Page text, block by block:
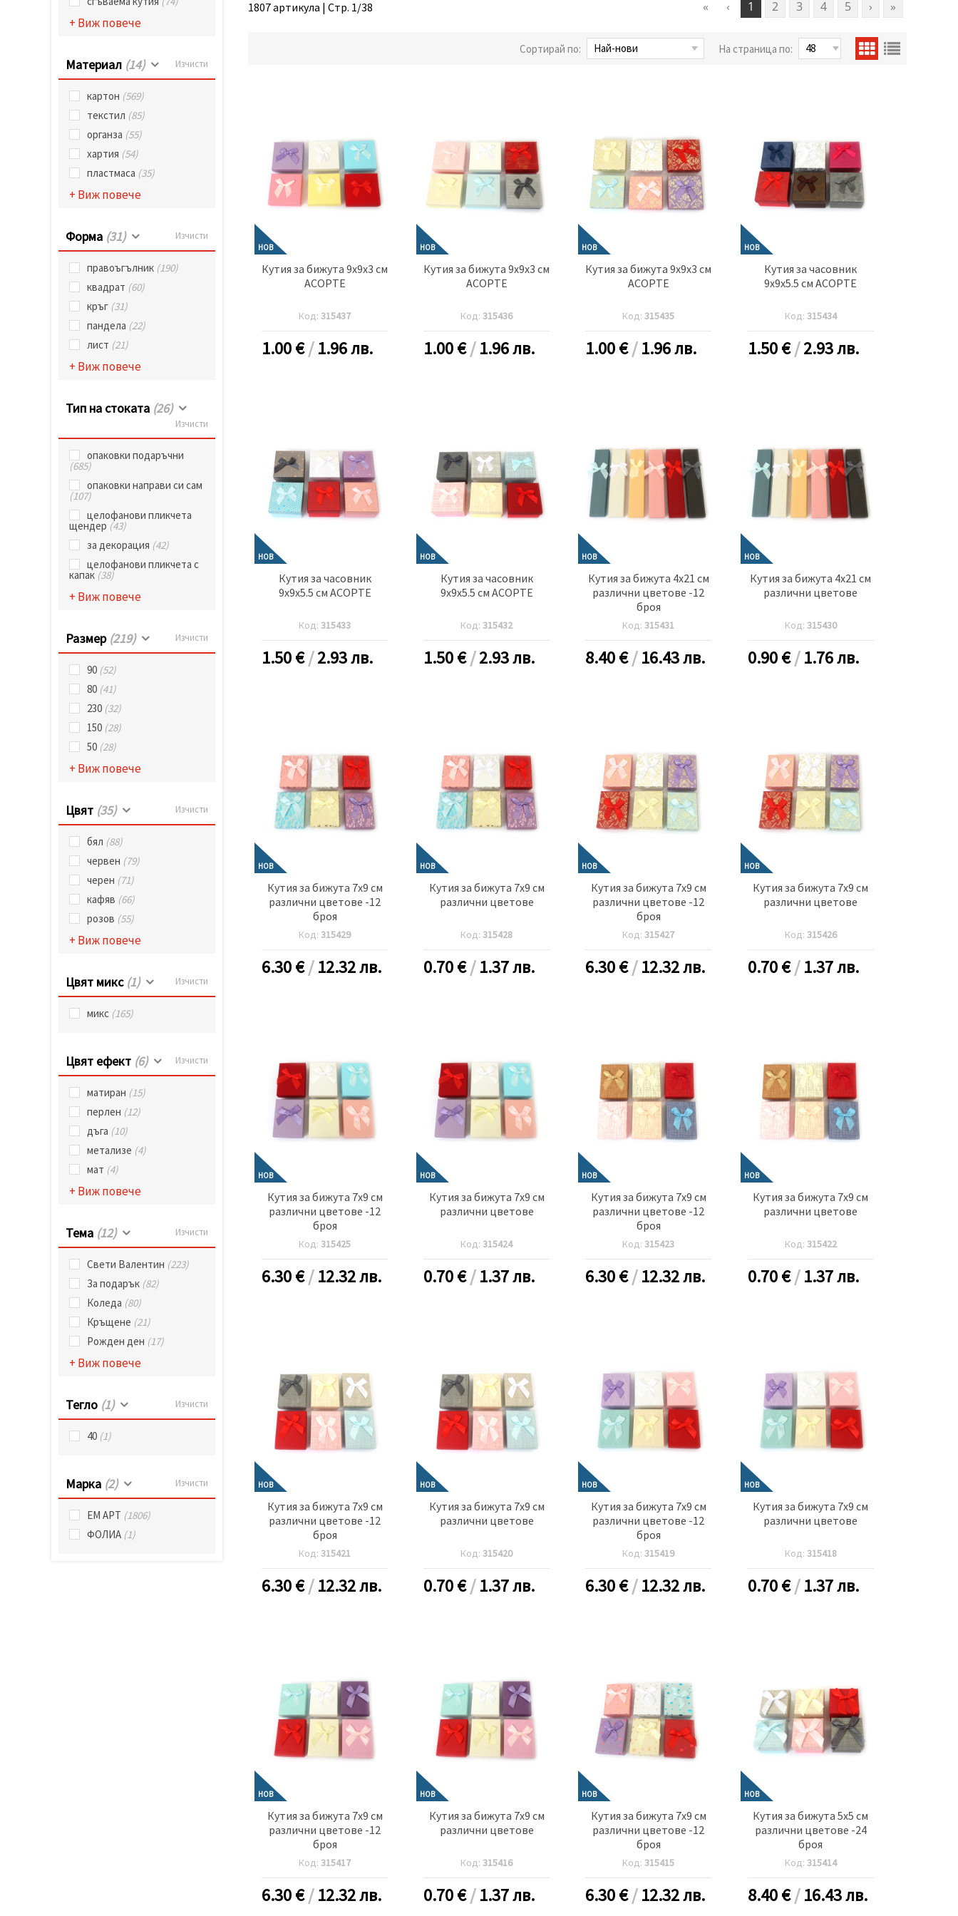
+ Виж повече
Материал (14) Изчисти
картон (569)
текстил (85)
органза (55)
хартия (54)
пластмаса (35)
+ Виж повече
Форма (31) Изчисти
правоъгълник (190)
квадрат (60)
кръг (31)
пандела (22)
лист (21)
+ Виж повече
Тип на стоката (26)
Изчисти
опаковки подаръчни
(685)
опаковки направи си сам
(107)
целофанови пликчета
щендер (43)
за декорация (42)
целофанови пликчета с
капак (38)
+ Виж повече
Размер (219) Изчисти
90 (52)
80 (41)
230 (32)
150 (28)
50 (28)
+ Виж повече
Цвят (35) Изчисти
бял (88)
червен (79)
черен (71)
кафяв (66)
розов (55)
+ Виж повече
Цвят микс (1) Изчисти
микс (165)
Цвят ефект (6) Изчисти
матиран (15)
перлен (12)
дъга (10)
метализе (4)
мат (4)
+ Виж повече
Тема (12) Изчисти
Свети Валентин (223)
За подарък (82)
Коледа (80)
Кръщене (21)
Рожден ден (17)
+ Виж повече
Тегло (1) Изчисти
40 (1)
Марка (2) Изчисти
ЕМ АРТ (1806)
ФОЛИА (1)
« ‹ 1 2 3 4 5 › »
1807 артикула | Стр. 1/38
Сортирай по: На страница по:
НОВ
Кутия за бижута 9x9x3 см
АСОРТЕ
Код: 315437
1.00€/1.96 лв.
НОВ
Кутия за бижута 9x9x3 см
АСОРТЕ
Код:315436
1.00€/1.96 лв.
НОВ
Кутия за бижута 9x9x3 см
АСОРТЕ
Код:315435
1.00€/1.96 лв.
НОВ
Кутия за часовник
9x9x5.5 см АСОРТЕ
Код: 315434
1.50€/2.93 лв.
НОВ
Кутия за часовник
9x9x5.5 см АСОРТЕ
Код: 315433
1.50€/2.93 лв.
НОВ
Кутия за часовник
9x9x5.5 см АСОРТЕ
Код:315432
1.50€/2.93 лв.
НОВ
Кутия за бижута 4x21 см
различни цветове -12
броя
Код:315431
8.40€/16.43 лв.
НОВ
Кутия за бижута 4x21 см
различни цветове
Код: 315430
0.90€/1.76 лв.
НОВ
Кутия за бижута 7x9 см
различни цветове -12
броя
Код: 315429
6.30€/12.32 лв.
НОВ
Кутия за бижута 7x9 см
различни цветове
Код:315428
0.70€/1.37 лв.
НОВ
Кутия за бижута 7x9 см
различни цветове -12
броя
Код:315427
6.30€/12.32 лв.
НОВ
Кутия за бижута 7x9 см
различни цветове
Код: 315426
0.70€/1.37 лв.
НОВ
Кутия за бижута 7x9 см
различни цветове -12
броя
Код: 315425
6.30€/12.32 лв.
НОВ
Кутия за бижута 7x9 см
различни цветове
Код:315424
0.70€/1.37 лв.
НОВ
Кутия за бижута 7x9 см
различни цветове -12
броя
Код:315423
6.30€/12.32 лв.
НОВ
Кутия за бижута 7x9 см
различни цветове
Код: 315422
0.70€/1.37 лв.
НОВ
Кутия за бижута 7x9 см
различни цветове -12
броя
Код: 315421
6.30€/12.32 лв.
НОВ
Кутия за бижута 7x9 см
различни цветове
Код:315420
0.70€/1.37 лв.
НОВ
Кутия за бижута 7x9 см
различни цветове -12
броя
Код:315419
6.30€/12.32 лв.
НОВ
Кутия за бижута 7x9 см
различни цветове
Код: 315418
0.70€/1.37 лв.
НОВ
Кутия за бижута 7x9 см
различни цветове -12
броя
Код: 315417
6.30€/12.32 лв.
НОВ
Кутия за бижута 7x9 см
различни цветове
Код:315416
0.70€/1.37 лв.
НОВ
Кутия за бижута 7x9 см
различни цветове -12
броя
Код:315415
6.30€/12.32 лв.
НОВ
Кутия за бижута 5x5 см
различни цветове -24
броя
Код: 315414
8.40€/16.43 лв.